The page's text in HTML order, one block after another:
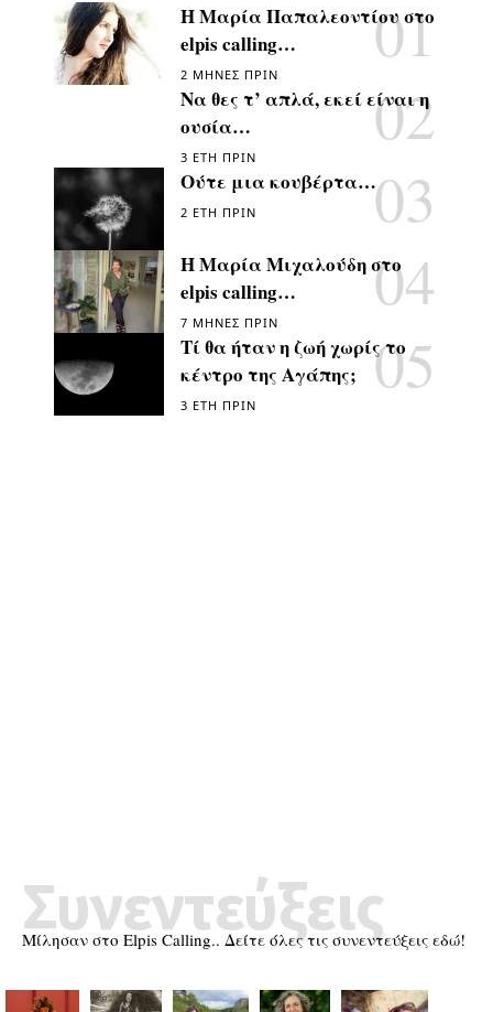
Η Μαρία Παπαλεοντίου στο
elpis calling…
2 ΜΉΝΕΣ ΠΡΙΝ
Να θες τ’ απλά, εκεί είναι η
ουσία…
3 ΈΤΗ ΠΡΙΝ
Ούτε μια κουβέρτα…
2 ΈΤΗ ΠΡΙΝ
Η Μαρία Μιχαλούδη στο
elpis calling…
7 ΜΉΝΕΣ ΠΡΙΝ
Τί θα ήταν η ζωή χωρίς το
κέντρο της Αγάπης;
3 ΈΤΗ ΠΡΙΝ
Μίλησαν στο Elpis Calling.. Δείτε όλες τις συνεντεύξεις εδώ!
Συνεντεύξεις